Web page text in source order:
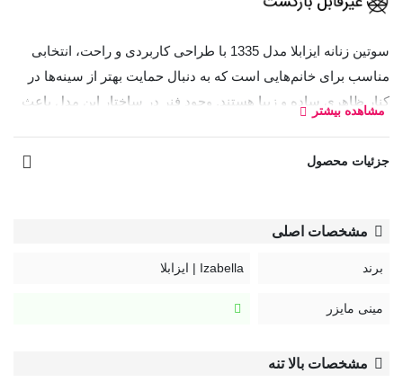
سوتین زنانه ایزابلا مدل 1335 با طراحی کاربردی و راحت، انتخابی
مناسب برای خانم‌هایی است که به دنبال حمایت بهتر از سینه‌ها در
کنار ظاهری ساده و زیبا هستند. وجود فنر در ساختار این مدل باعث
داشته باشند.
گونه‌ای است که پوشش مناسبی ایجاد کرده و برای استفاده روزمره
گزینه‌ای راحت و کاربردی محسوب می‌شود.
پهلوی پهن و بندهای نسبتاً عریض این مدل به افزایش راحتی و حمایت
همچنین پارچه نرم و لطیف به‌کاررفته در محصول، استفاده
مشاهده بیشتر
جزئیات محصول
مشخصات اصلی
برند Izabella | ایزابلا
مینی مایزر
مشخصات بالا تنه